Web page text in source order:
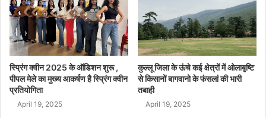
स्प्रिंग क्वीन 2025 के ऑडिशन शुरू ,
पीपल मेले का मुख्य आकर्षण है स्प्रिंग क्वीन
प्रतियोगिता
April 19, 2025
कुल्लू जिला के ऊंचे कई क्षेत्रों में ओलाबृष्टि
से किसानों बागवानो के फंसलां की भारी
तबाही
April 19, 2025